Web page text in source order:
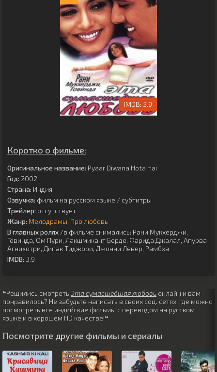
3.9
Коротко о фильме:
Оригинальное название: Pyaar Diwana Hota Hai
Год: 2002
Страна: Индия
Озвучка: фильм на русском языке / субтитры
Трейлер: отсутствует
Жанр: Мелодрамы Про любовь
В главных ролях /в фильме снимались: Рани Мукхерджи,
Говинда, Ом Пури, Лакшмикант Берде, Фарида Джалал, Апурва
Агнихотри, Дипак Тиджори, Джонни Левер, Рамбха
IMDB: 3.9
❝Решились смотреть Эта сумасшедшая любовь онлайн и вам
понравилось? Не забудьте написать в своих соц. сетях, где можно
посмотреть все индийские фильмы с переводом на русском
языке и в хорошем HD качестве!❝
Посмотрите другие фильмы и сериалы